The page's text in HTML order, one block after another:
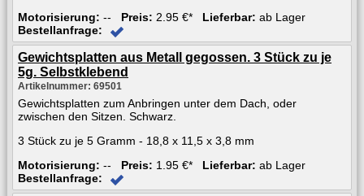
Motorisierung: -- Preis: 2.95 €* Lieferbar: ab Lager
Bestellanfrage:
Gewichtsplatten aus Metall gegossen. 3 Stück zu je
5g. Selbstklebend
Artikelnummer: 69501
Gewichtsplatten zum Anbringen unter dem Dach, oder
zwischen den Sitzen. Schwarz.
3 Stück zu je 5 Gramm - 18,8 x 11,5 x 3,8 mm
Motorisierung: -- Preis: 1.95 €* Lieferbar: ab Lager
Bestellanfrage: